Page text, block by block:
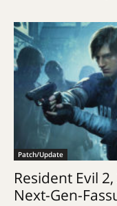
Patch/Update
Resident Evil
Next-Gen-